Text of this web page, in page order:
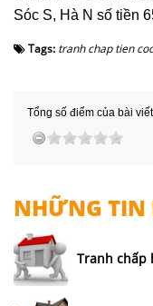
Sóc S, Hà N số tiền
Tags: tranh chap tien
Tổng số điểm của bài
NHỮNG TIN
Tranh chấp